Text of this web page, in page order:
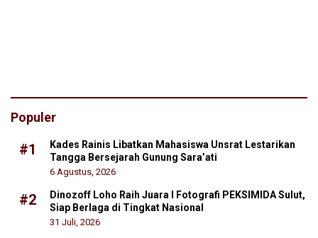
Populer
#1
Kades Rainis Libatkan Mahasiswa Unsrat Lestarikan
Tangga Bersejarah Gunung Sara’ati
6 Agustus, 2026
#2
Dinozoff Loho Raih Juara I Fotografi PEKSIMIDA Sulut,
Siap Berlaga di Tingkat Nasional
31 Juli, 2026